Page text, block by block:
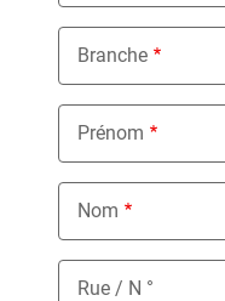
Branche
Nothing selected
Prénom
Nom
Rue / N °